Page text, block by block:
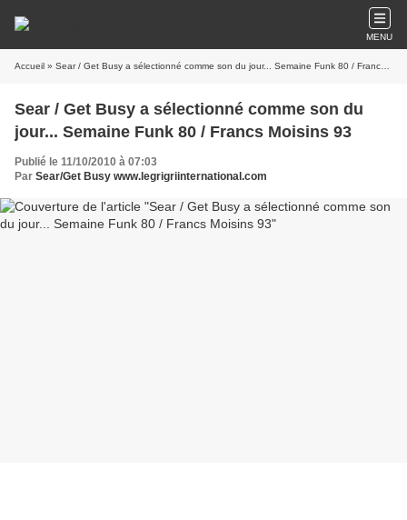
MENU
Accueil » Sear / Get Busy a sélectionné comme son du jour... Semaine Funk 80 / Francs Moisins 93
Sear / Get Busy a sélectionné comme son du
jour... Semaine Funk 80 / Francs Moisins 93
Publié le 11/10/2010 à 07:03
Par Sear/Get Busy www.legrigriinternational.com